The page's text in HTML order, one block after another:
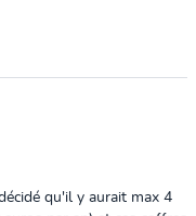
qu'il y aurait max 4